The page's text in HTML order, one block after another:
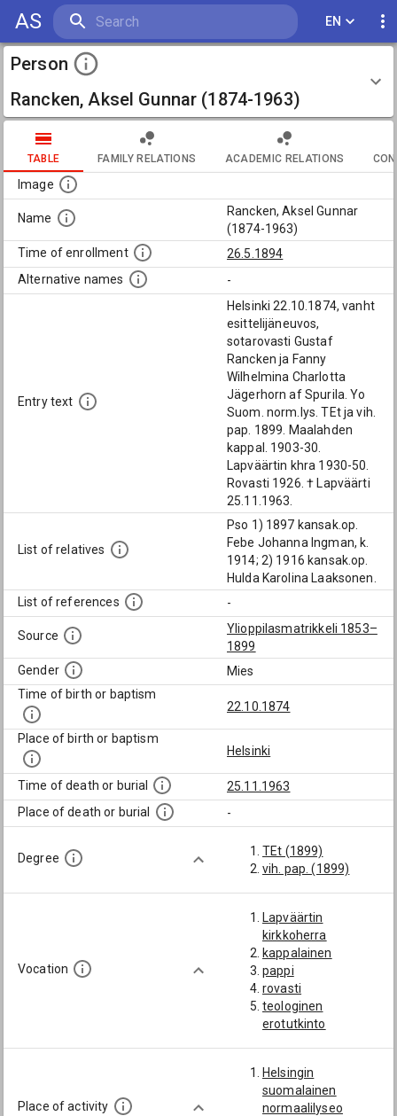
AS EN
Person
Rancken, Aksel Gunnar (1874-1963)
TABLE FAMILY RELATIONS ACADEMIC RELATIONS
Image
Name
Rancken, Aksel Gunnar
(1874-1963)
Time of enrollment
26.5.1894
Alternative names
-
Entry text
Helsinki 22.10.1874, vanht
esittelijäneuvos,
sotarovasti Gustaf
Rancken ja Fanny
Wilhelmina Charlotta
Jägerhorn af Spurila. Yo
Suom. norm.lys. TEt ja vih.
pap. 1899. Maalahden
kappal. 1903-30.
Lapväärtin khra 1930-50.
Rovasti 1926. † Lapväärti
25.11.1963.
List of relatives
Pso 1) 1897 kansak.op.
Febe Johanna Ingman, k.
1914; 2) 1916 kansak.op.
Hulda Karolina Laaksonen.
List of references
-
Source
Ylioppilasmatrikkeli 1853–
1899
Gender
Mies
Time of birth or baptism
22.10.1874
Place of birth or baptism
Helsinki
Time of death or burial
25.11.1963
Place of death or burial
-
Degree
TEt (1899)
vih. pap. (1899)
Vocation
Lapväärtin
kirkkoherra
kappalainen
pappi
rovasti
teologinen
erotutkinto
Place of activity
Helsingin
suomalainen
normaalilyseo